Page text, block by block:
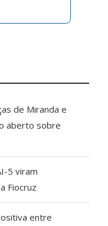
de Miranda e
aberto sobre
5 viram
Fiocruz
entre